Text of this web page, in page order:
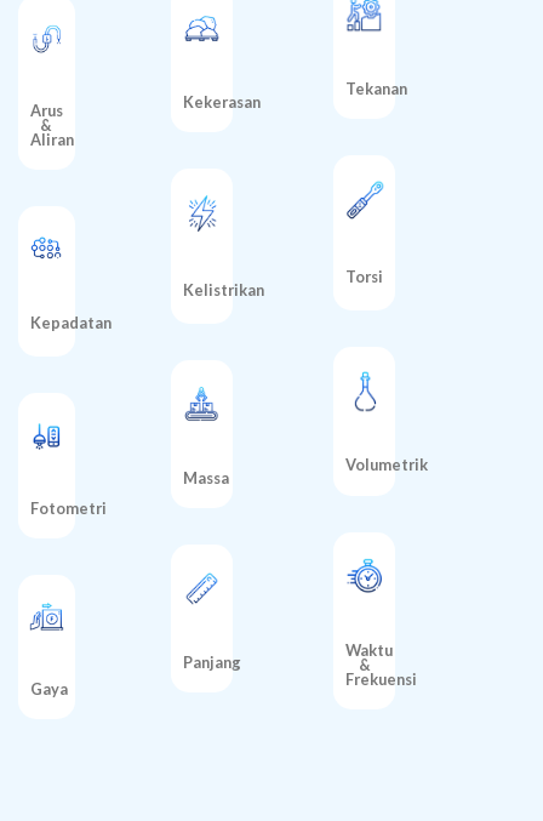
Arus
&
Aliran
Kepadatan
Fotometri
Gaya
Kekerasan
Kelistrikan
Massa
Panjang
Tekanan
Torsi
Volumetrik
Waktu
&
Frekuensi